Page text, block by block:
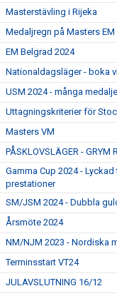
Masterstävling i Rijeka
Medaljregn på Masters EM
EM Belgrad 2024
Nationaldagsläger - boka
USM 2024 - många
Uttagningskriterier för
Masters VM
PÅSKLOVSLÄGER - GRYM
Gamma Cup 2024 -
prestationer
SM/JSM 2024 - Dubbla
Årsmöte 2024
NM/NJM 2023 - Nordiska
Terminsstart VT24
JULAVSLUTNING 16/12